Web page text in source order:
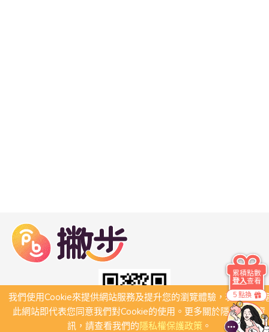
我們使用Cookie來提供網站服務及提升您的瀏覽體驗，若繼續瀏
此網站即代表您同意我們對Cookie的使用。更多關於隱私保護資
訊，請查看我們的隱私權保護政策。
5 點換
累積點數
登入查看